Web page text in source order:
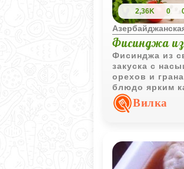
2,36K 0
Фисинджа
Фисинджа из
закуска с
орехов и
блюдо ярким
оттенкам.
Вилка